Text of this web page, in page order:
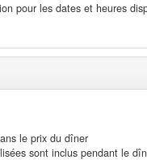
pour les dates et heures
le prix du dîner
sont inclus pendant le